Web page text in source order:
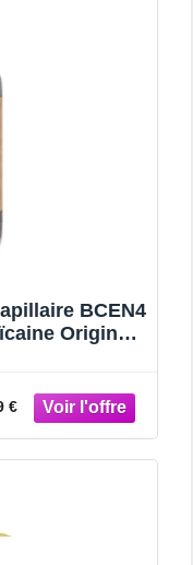
BCEN4
Original
€